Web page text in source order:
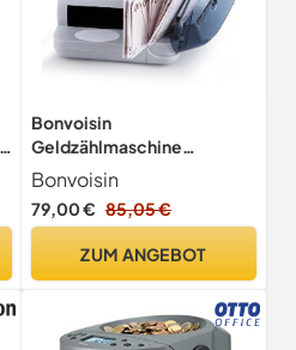
Bonvoisin
Geldzählmaschine
Tragbarer, Geldzähler mit
MG/UV/WM-
Fälschungserkennung, 600
Banknotenzähler
Banknotenüberprüfung)
Bonvoisin
79,00 € 85,05 €
ZUM ANGEBOT